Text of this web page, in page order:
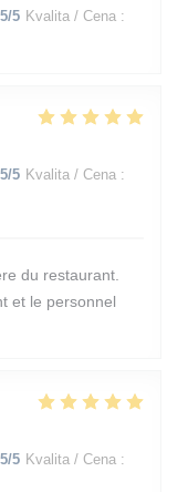
5/5 Kvalita / Cena :
5/5 Kvalita / Cena :
du restaurant.
et le personnel
5/5 Kvalita / Cena :